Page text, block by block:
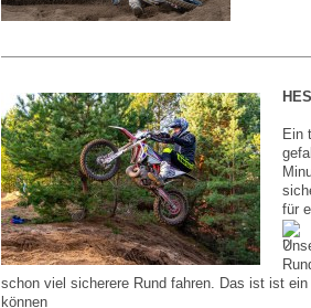
Ein
für
schon viel sicherere Rund fahren. Das ist ist
können